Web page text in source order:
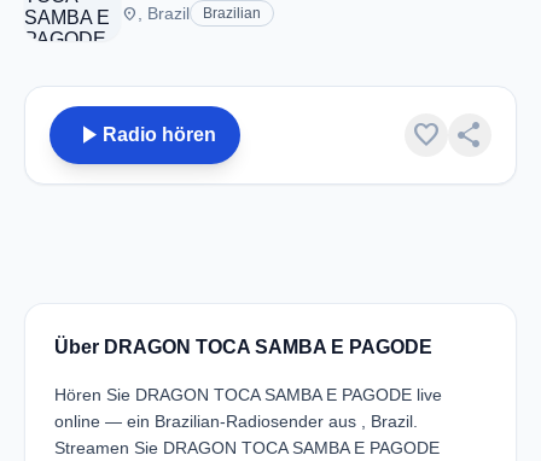
place , Brazil Brazilian
play_arrow Radio hören favorite share
Über DRAGON TOCA SAMBA E PAGODE
Hören Sie DRAGON TOCA SAMBA E PAGODE live
online — ein Brazilian-Radiosender aus , Brazil.
Streamen Sie DRAGON TOCA SAMBA E PAGODE